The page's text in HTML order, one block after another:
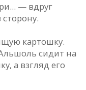
— вдруг
картошку.
сидит на
а взгляд его